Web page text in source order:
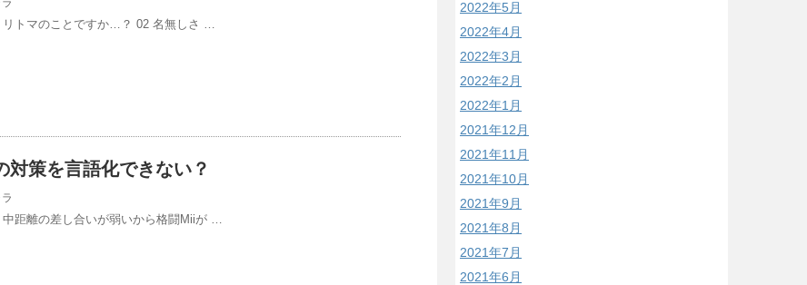
リトマのことですか…？ 02 名無しさ …
対策を言語化できない？
距離の差し合いが弱いから格闘Miiが …
2022年5月
2022年4月
2022年3月
2022年2月
2022年1月
2021年12月
2021年11月
2021年10月
2021年9月
2021年8月
2021年7月
2021年6月